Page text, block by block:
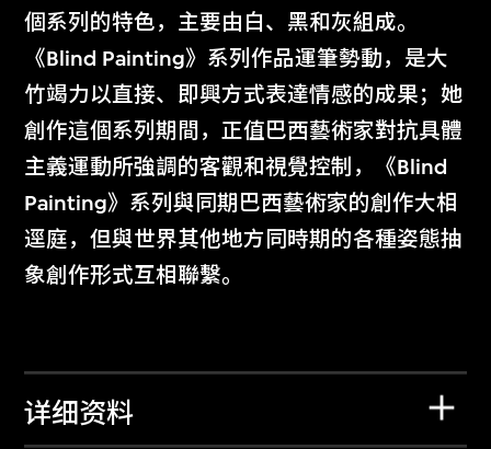
個系列的特色，主要由白、黑和灰組成。
《Blind Painting》系列作品運筆勢動，是大
竹竭力以直接、即興方式表達情感的成果；她
創作這個系列期間，正值巴西藝術家對抗具體
主義運動所強調的客觀和視覺控制，《Blind
Painting》系列與同期巴西藝術家的創作大相
逕庭，但與世界其他地方同時期的各種姿態抽
象創作形式互相聯繫。
详细资料